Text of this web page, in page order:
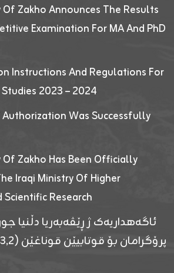
Zakho Announces The Results
Examination For MA And PhD
Instructions And Regulations For
2023 – 2024
Was Successfully
Of Zakho Has Been Officially
Iraqi Ministry Of Higher
Scientific Research
ئاگەهداریەک ژ ڕێڤەبەریا دڵنیا